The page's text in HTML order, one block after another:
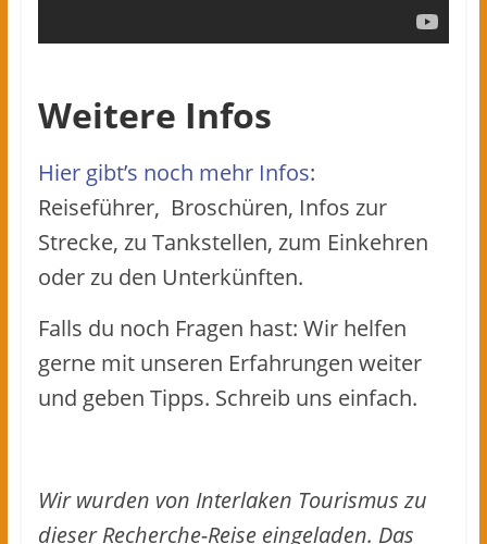
Weitere Infos
Hier gibt’s noch mehr Infos:
Reiseführer, Broschüren, Infos zur
Strecke, zu Tankstellen, zum Einkehren
oder zu den Unterkünften.
Falls du noch Fragen hast: Wir helfen
gerne mit unseren Erfahrungen weiter
und geben Tipps. Schreib uns einfach.
Wir wurden von Interlaken Tourismus zu
dieser Recherche-Reise eingeladen. Das